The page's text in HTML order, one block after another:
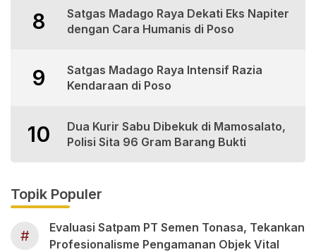
8
Satgas Madago Raya Dekati Eks Napiter
dengan Cara Humanis di Poso
9
Satgas Madago Raya Intensif Razia
Kendaraan di Poso
10
Dua Kurir Sabu Dibekuk di Mamosalato,
Polisi Sita 96 Gram Barang Bukti
Topik Populer
#
Evaluasi Satpam PT Semen Tonasa, Tekankan
Profesionalisme Pengamanan Objek Vital